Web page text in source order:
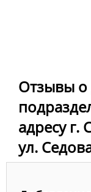
Отзывы о
адресу г.
ул.